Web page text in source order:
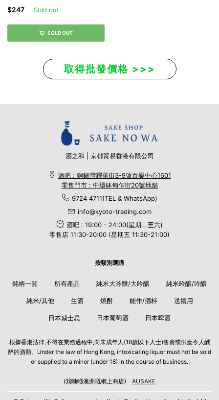
$247 Sold out
SOLD OUT
取得批發價格 >>>
酒之和 | 京都貿易香港有限公司
酒吧 : 銅鑼灣耀華街3-9號百樂中心1601
零售門市 : 中環砵甸乍街20號地舗
9724 4711(TEL & WhatsApp)
info@kyoto-trading.com
酒吧 : 19:00 - 24:00(星期二至六)
零售店 11:30-20:00 (星期五 11:30-21:00)
按類別選購
銘柄一覧 所有產品 純米大吟醸/大吟醸 純米吟醸/吟醸
純米/其他 生酒 焼酎 能作/酒杯 送禮用
日本威士忌 日本葡萄酒 日本啤酒
根據香港法律,不得在業務過程中,向未成年人(18歲以下人士)售賣或供應令人醺
醉的酒類。Under the law of Hong Kong, intoxicating liquor must not be sold
or supplied to a minor (under 18) in the course of business.
(我哋喺澳洲嘅網上商店) AUSAKE